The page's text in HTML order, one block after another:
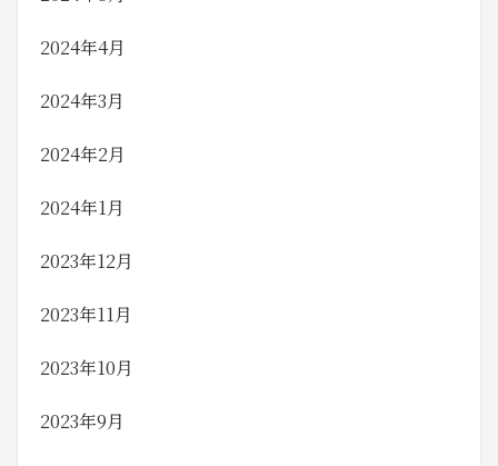
2024年4月
2024年3月
2024年2月
2024年1月
2023年12月
2023年11月
2023年10月
2023年9月